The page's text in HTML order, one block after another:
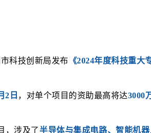
科技创新局发布 《2024年度科技重大
2日 ，对单个项目的资助最高将达3000
，涉及了半导体与集成电路、智能机